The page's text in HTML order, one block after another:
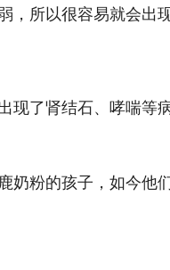
，所以很容易就会出
现了肾结石、哮喘